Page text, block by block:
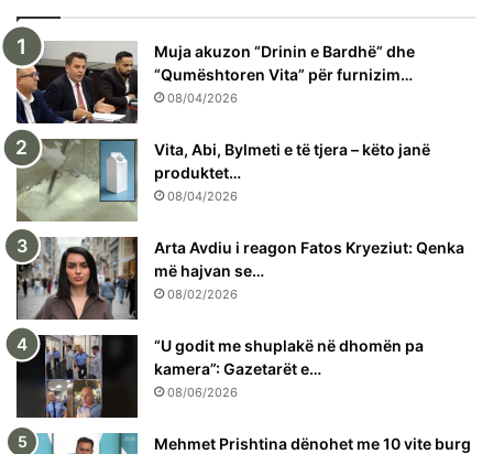
Muja akuzon “Drinin e Bardhë” dhe
“Qumështoren Vita” për furnizim…
08/04/2026
Vita, Abi, Bylmeti e të tjera – këto janë
produktet…
08/04/2026
Arta Avdiu i reagon Fatos Kryeziut: Qenka
më hajvan se…
08/02/2026
“U godit me shuplakë në dhomën pa
kamera”: Gazetarët e…
08/06/2026
Mehmet Prishtina dënohet me 10 vite burg